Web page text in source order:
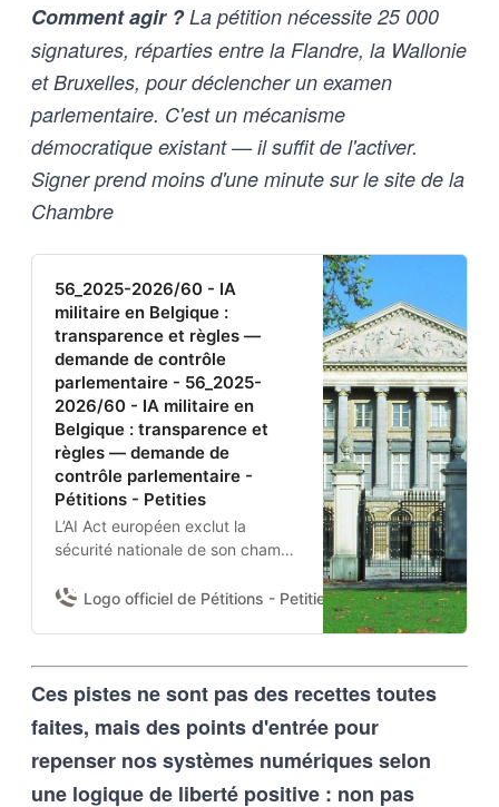
Comment agir ?La pétition nécessite 25 000
signatures, réparties entre la Flandre, la Wallonie
et Bruxelles, pour déclencher un examen
parlementaire. C'est un mécanisme
démocratique existant — il suffit de l'activer.
Signer prend moins d'une minute sur le site de la
Chambre
56_2025-2026/60 - IA
militaire en Belgique :
transparence et règles —
demande de contrôle
parlementaire - 56_2025-
2026/60 - IA militaire en
Belgique : transparence et
règles — demande de
contrôle parlementaire -
Pétitions - Petities
L’AI Act européen exclut la
sécurité nationale de son champ.
donc l’usage de l’IA par la
Chambre d’adopter une
résolution pour :(1) obtenir du
des systèmes IA déployés et de
leurs garanties contractuelles ;
(2) fixer des règles nationales
Logo officiel de Pétitions - Petities Damien Van
Ces pistes ne sont pas des recettes toutes
faites, mais des points d'entrée pour
repenser nos systèmes numériques selon
une logique de liberté positive : non pas